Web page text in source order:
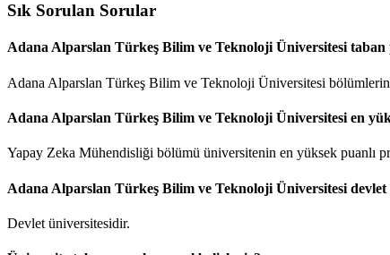
Sık Sorulan Sorular
Adana Alparslan Türkeş Bilim ve Teknoloji Üniversitesi taban
Adana Alparslan Türkeş Bilim ve Teknoloji Üniversitesi
Adana Alparslan Türkeş Bilim ve Teknoloji Üniversitesi en
Yapay Zeka Mühendisliği bölümü üniversitenin en yüksek puanlı
Adana Alparslan Türkeş Bilim ve Teknoloji Üniversitesi devlet
Devlet üniversitesidir.